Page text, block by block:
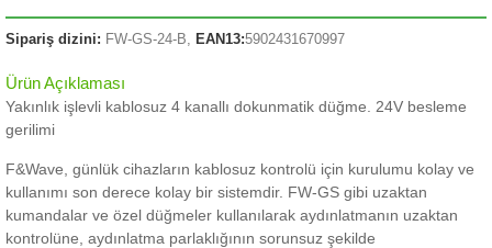
Sipariş dizini: FW-GS-24-B, EAN13:5902431670997
Ürün Açıklaması
Yakınlık işlevli kablosuz 4 kanallı dokunmatik düğme. 24V besleme
gerilimi
F&Wave, günlük cihazların kablosuz kontrolü için kurulumu kolay ve
kullanımı son derece kolay bir sistemdir. FW-GS gibi uzaktan
kumandalar ve özel düğmeler kullanılarak aydınlatmanın uzaktan
kontrolüne, aydınlatma parlaklığının sorunsuz şekilde